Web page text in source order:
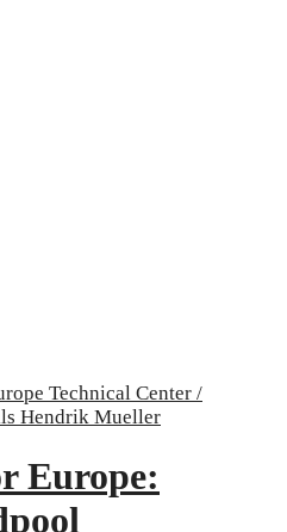
Europe: